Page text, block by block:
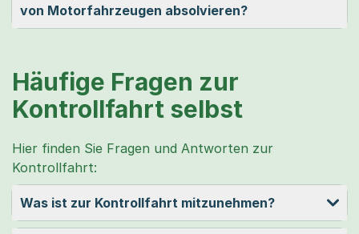
von Motorfahrzeugen absolvieren?
Häufige Fragen zur
Kontrollfahrt selbst
Hier finden Sie Fragen und Antworten zur
Kontrollfahrt:
Was ist zur Kontrollfahrt mitzunehmen?